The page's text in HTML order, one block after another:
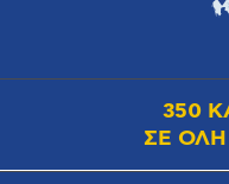
350
ΣΕ